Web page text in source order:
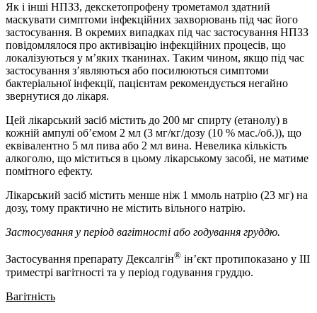
Як і інші НПЗЗ, декскетопрофену трометамол здатний
маскувати симптоми інфекційних захворювань під час його
застосування. В окремих випадках під час застосування НПЗЗ
повідомлялося про активізацію інфекційних процесів, що
локалізуються у м’яких тканинах. Таким чином, якщо під час
застосування з’являються або посилюються симптоми
бактеріальної інфекції, пацієнтам рекомендується негайно
звернутися до лікаря.
Цей лікарський засіб містить до 200 мг спирту (етанолу) в
кожній ампулі об’ємом 2 мл (3 мг/кг/дозу (10 % мас./об.)), що
еквівалентно 5 мл пива або 2 мл вина. Невелика кількість
алкоголю, що міститься в цьому лікарському засобі, не матиме
помітного ефекту.
Лікарський засіб містить менше ніж 1 ммоль натрію (23 мг) на
дозу, тому практично не містить вільного натрію.
Застосування у період вагітності або годування груддю.
Застосування препарату Дексалгін® ін’єкт протипоказано у ІІІ
триместрі вагітності та у період годування груддю.
Вагітність